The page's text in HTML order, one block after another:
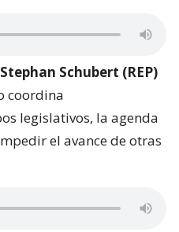
Schubert (REP)
coordina
legislativos, la agenda
el avance de otras